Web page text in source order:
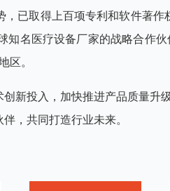
已取得上百项专利和软件著
知名医疗设备厂家的战略合作
区。
新投入，加快推进产品质量升
，共同打造行业未来。